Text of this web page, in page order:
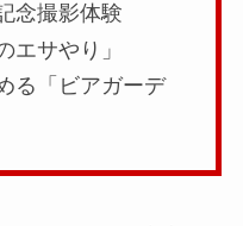
念撮影体験
エサやり」
る「ビアガーデ